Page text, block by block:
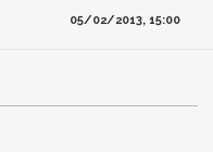
05/02/2013, 15:00